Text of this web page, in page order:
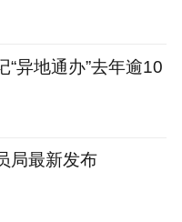
“异地通办”去年逾10
局最新发布